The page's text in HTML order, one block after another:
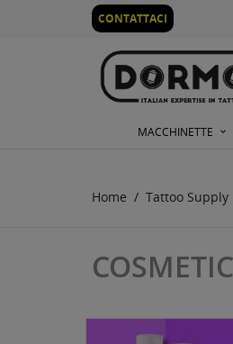
CONTATTACI
MACCHINETTE
Home Tattoo Supply